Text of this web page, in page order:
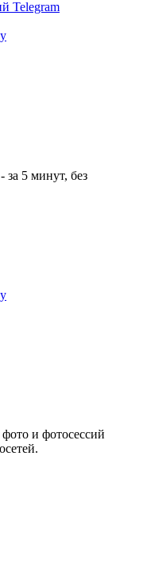
Telegram
за 5 минут, без
и фотосессий